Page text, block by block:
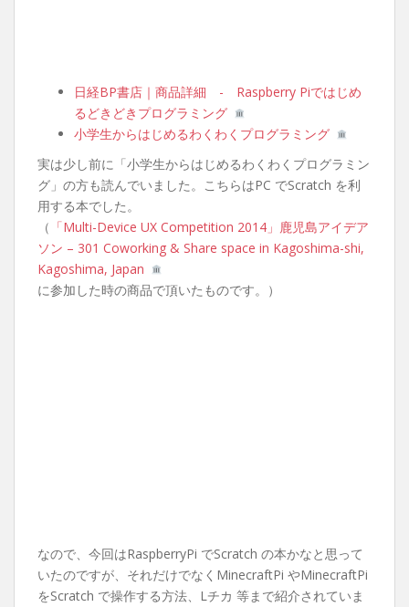
日経BP書店｜商品詳細 - Raspberry Piではじめ
るどきどきプログラミング
小学生からはじめるわくわくプログラミング
実は少し前に「小学生からはじめるわくわくプログラミン
グ」の方も読んでいました。こちらはPC でScratch を利
用する本でした。
（ 「Multi-Device UX Competition 2014」鹿児島アイデア
ソン – 301 Coworking & Share space in Kagoshima-shi,
Kagoshima, Japan
に参加した時の商品で頂いたものです。）
なので、今回はRaspberryPi でScratch の本かなと思って
いたのですが、それだけでなくMinecraftPi やMinecraftPi
をScratch で操作する方法、Lチカ 等まで紹介されていま